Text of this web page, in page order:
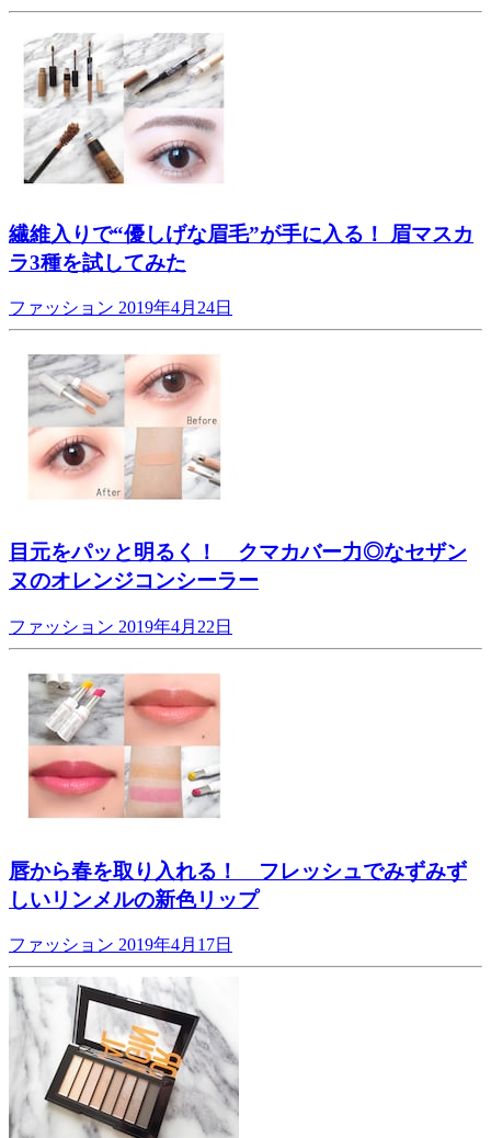
繊維入りで“優しげな眉毛”が手に入る！ 眉マスカ
ラ3種を試してみた
ファッション 2019年4月24日
目元をパッと明るく！ クマカバー力◎なセザン
ヌのオレンジコンシーラー
ファッション 2019年4月22日
唇から春を取り入れる！ フレッシュでみずみず
しいリンメルの新色リップ
ファッション 2019年4月17日